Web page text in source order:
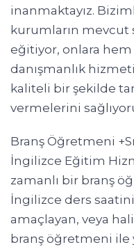
inanmaktayız.
kurumların mevcut
eğitiyor, onlara hem
danışmanlık
kaliteli bir şekilde
vermelerini
Branş Öğretmeni
İngilizce Eğitim
zamanlı bir branş
İngilizce ders
amaçlayan, veya
branş öğretmeni ile